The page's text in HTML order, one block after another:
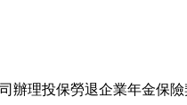
辦理投保勞退企業年金保